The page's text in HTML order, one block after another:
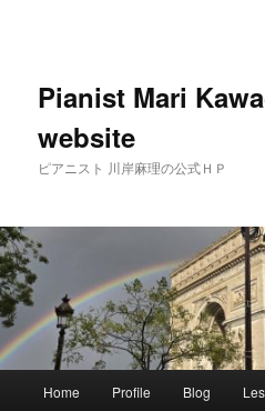
移
動
動
Pianist Mari
website
ピアニスト 川岸麻理の公式ＨＰ
Home Profile Blog